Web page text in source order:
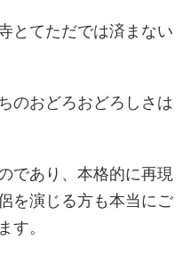
とてただでは済まない
のおどろおどろしさは
であり、本格的に再現
を演じる方も本当にご
す。